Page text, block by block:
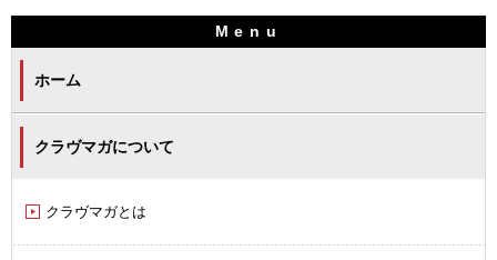
ホーム
クラヴマガについて
クラヴマガとは